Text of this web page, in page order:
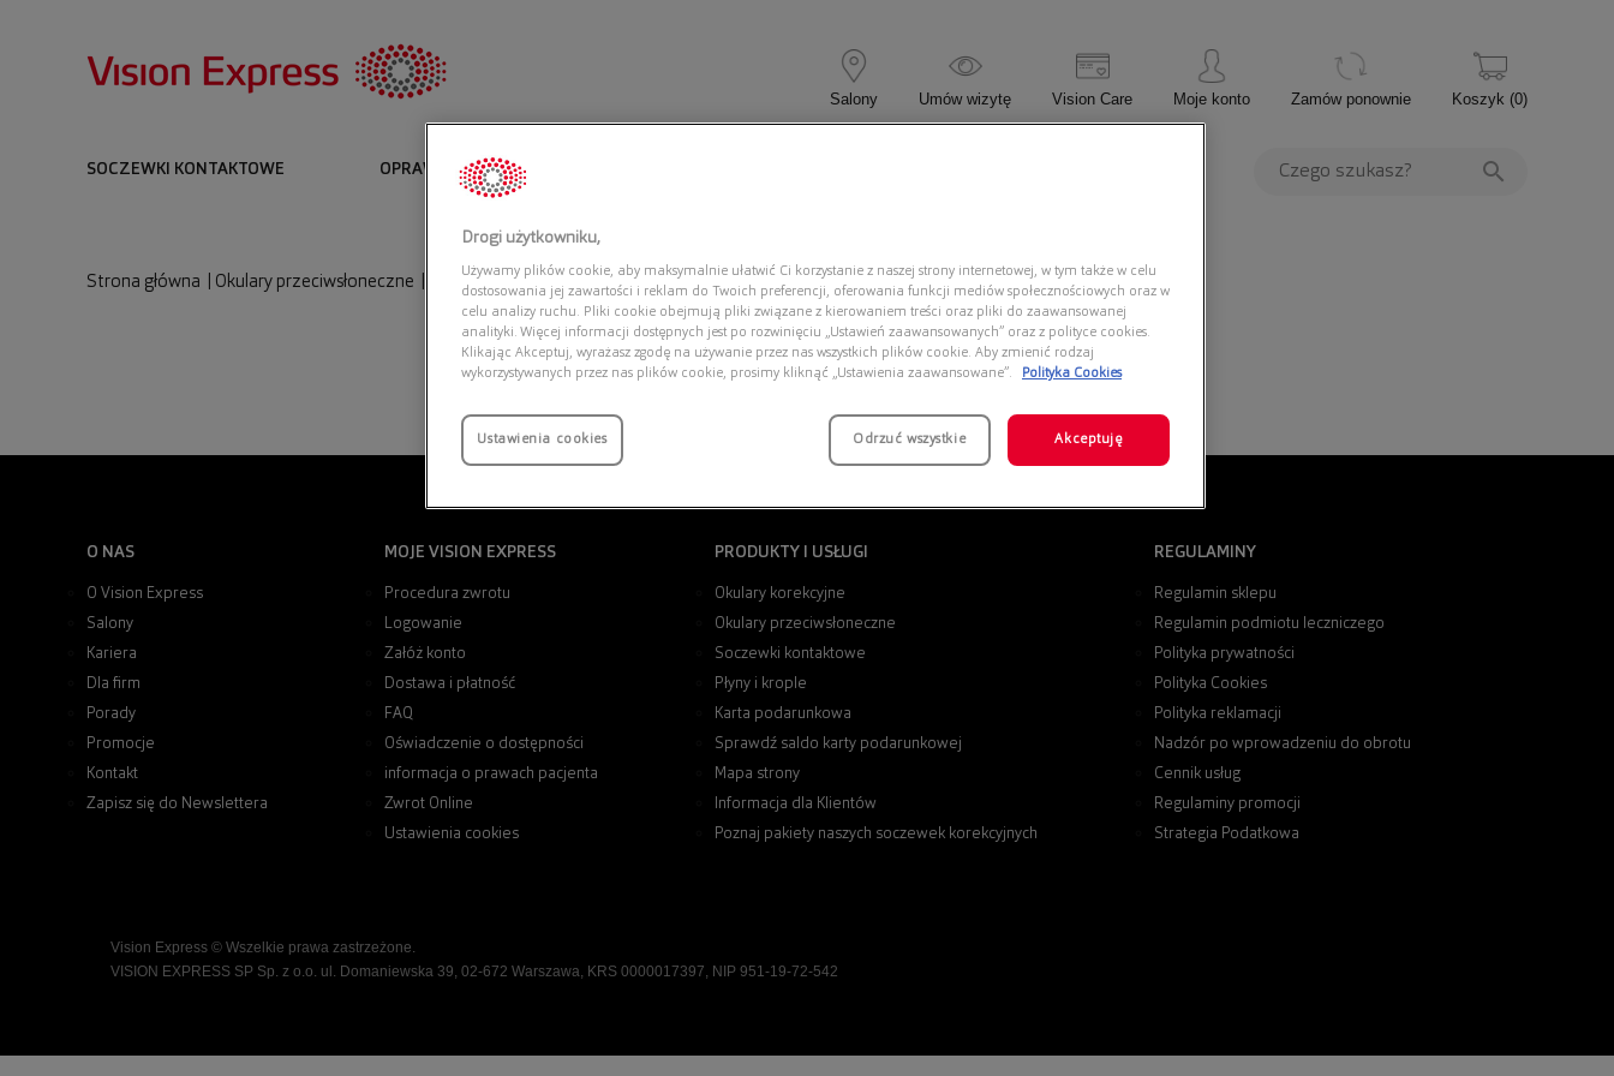
Salony Umów wizytę Vision Care Moje konto Zamów ponownie Koszyk (0)
SOCZEWKI KONTAKTOWE OPRAWKI I OKULARY KOREKCYJNE
Strona główna Okulary przeciwsłoneczne RAY BAN 0RB2216 901/B1
O NAS
O Vision Express
Salony
Kariera
Dla firm
Porady
Promocje
Kontakt
Zapisz się do Newslettera
MOJE VISION EXPRESS
Procedura zwrotu
Logowanie
Załóż konto
Dostawa i płatność
FAQ
Oświadczenie o dostępności
informacja o prawach pacjenta
Zwrot Online
Ustawienia cookies
PRODUKTY I USŁUGI
Okulary korekcyjne
Okulary przeciwsłoneczne
Soczewki kontaktowe
Płyny i krople
Karta podarunkowa
Sprawdź saldo karty podarunkowej
Mapa strony
Informacja dla Klientów
Poznaj pakiety naszych soczewek korekcyjnych
REGULAMINY
Regulamin sklepu
Regulamin podmiotu leczniczego
Polityka prywatności
Polityka Cookies
Polityka reklamacji
Nadzór po wprowadzeniu do obrotu
Cennik usług
Regulaminy promocji
Strategia Podatkowa
Vision Express © Wszelkie prawa zastrzeżone.
VISION EXPRESS SP Sp. z o.o. ul. Domaniewska 39, 02-672 Warszawa, KRS 0000017397, NIP 951-19-72-542
Drogi użytkowniku,
Używamy plików cookie, aby maksymalnie ułatwić Ci korzystanie z naszej strony internetowej, w tym także w celu
dostosowania jej zawartości i reklam do Twoich preferencji, oferowania funkcji mediów społecznościowych oraz w
celu analizy ruchu. Pliki cookie obejmują pliki związane z kierowaniem treści oraz pliki do zaawansowanej
analityki. Więcej informacji dostępnych jest po rozwinięciu „Ustawień zaawansowanych” oraz z polityce cookies.
Klikając Akceptuj, wyrażasz zgodę na używanie przez nas wszystkich plików cookie. Aby zmienić rodzaj
wykorzystywanych przez nas plików cookie, prosimy kliknąć „Ustawienia zaawansowane”.
Polityka Cookies
Ustawienia cookies Odrzuć wszystkie Akceptuję